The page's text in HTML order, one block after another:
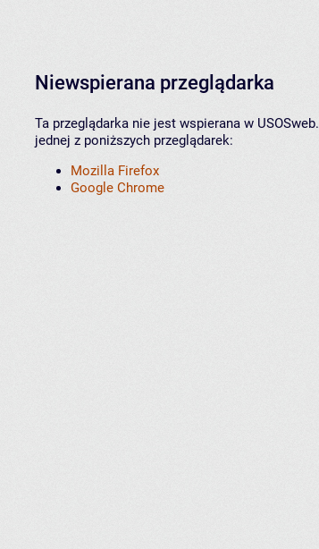
Niewspierana przeglądarka
Ta przeglądarka nie jest wspierana w
jednej z poniższych przeglądarek:
Mozilla Firefox
Google Chrome